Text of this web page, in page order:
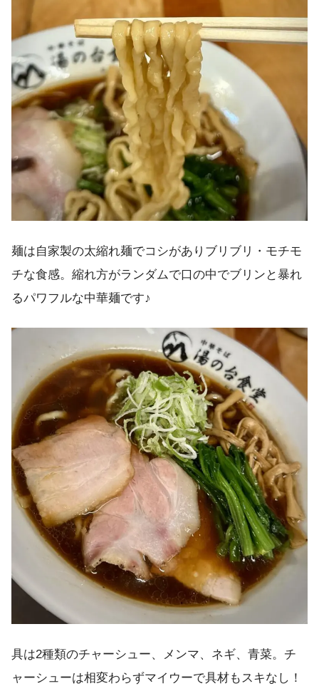
麺は自家製の太縮れ麺でコシがありブリブリ・モチモ
チな食感。縮れ方がランダムで口の中でブリンと暴れ
るパワフルな中華麺です♪
具は2種類のチャーシュー、メンマ、ネギ、青菜。チ
ャーシューは相変わらずマイウーで具材もスキなし！